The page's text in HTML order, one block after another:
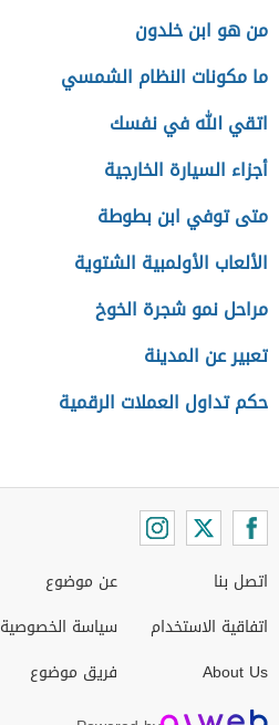
من هو ابن خلدون
ما مكونات النظام الشمسي
اتقي الله في نفسك
أجزاء السيارة الخارجية
متى توفي ابن بطوطة
الألعاب الأولمبية الشتوية
مراحل نمو شجرة الخوخ
تعبير عن المدينة
حكم تداول العملات الرقمية
اتصل بنا
اتفاقية الاستخدام
About Us
عن موضوع
سياسة الخصوصية
فريق موضوع